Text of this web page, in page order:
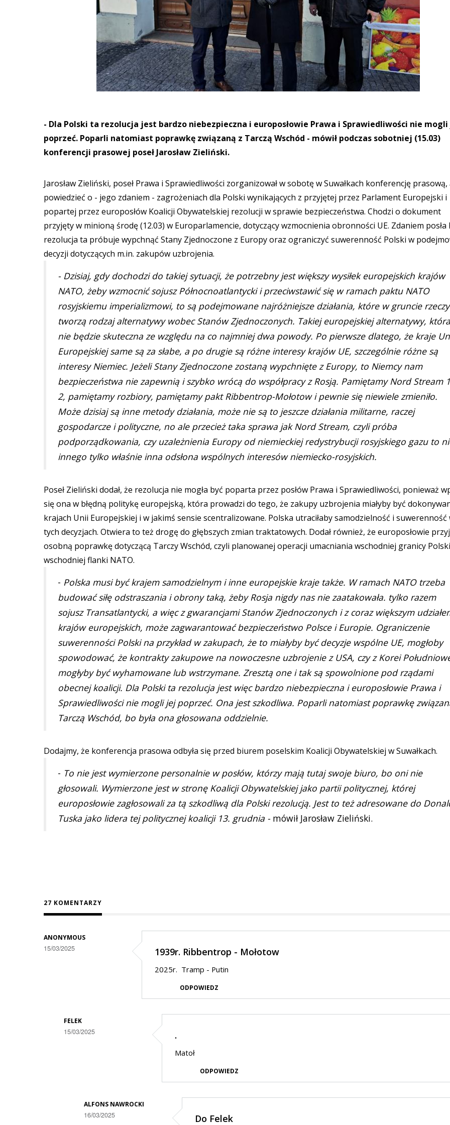
- Dla Polski ta rezolucja jest bardzo niebezpieczna i europosłowie Prawa i Sprawiedliwości nie
poprzeć. Poparli natomiast poprawkę związaną z Tarczą Wschód - mówił podczas sobotniej (15.03)
konferencji prasowej poseł Jarosław Zieliński.
Jarosław Zieliński, poseł Prawa i Sprawiedliwości zorganizował w sobotę w Suwałkach konferencję prasową,
powiedzieć o - jego zdaniem - zagrożeniach dla Polski wynikających z przyjętej przez Parlament Europejski i
popartej przez europosłów Koalicji Obywatelskiej rezolucji w sprawie bezpieczeństwa. Chodzi o dokument
przyjęty w minioną środę (12.03) w Europarlamencie, dotyczący wzmocnienia obronności UE. Zdaniem posła
rezolucja ta próbuje wypchnąć Stany Zjednoczone z Europy oraz ograniczyć suwerenność Polski w
decyzji dotyczących m.in. zakupów uzbrojenia.
- Dzisiaj, gdy dochodzi do takiej sytuacji, że potrzebny jest większy wysiłek europejskich krajów
NATO, żeby wzmocnić sojusz Północnoatlantycki i przeciwstawić się w ramach paktu NATO
rosyjskiemu imperializmowi, to są podejmowane najróżniejsze działania, które w gruncie rzeczy
tworzą rodzaj alternatywy wobec Stanów Zjednoczonych. Takiej europejskiej alternatywy, która
nie będzie skuteczna ze względu na co najmniej dwa powody. Po pierwsze dlatego, że kraje
Europejskiej same są za słabe, a po drugie są różne interesy krajów UE, szczególnie różne są
interesy Niemiec. Jeżeli Stany Zjednoczone zostaną wypchnięte z Europy, to Niemcy nam
bezpieczeństwa nie zapewnią i szybko wrócą do współpracy z Rosją. Pamiętamy Nord Stream
2, pamiętamy rozbiory, pamiętamy pakt Ribbentrop-Mołotow i pewnie się niewiele zmieniło.
Może dzisiaj są inne metody działania, może nie są to jeszcze działania militarne, raczej
gospodarcze i polityczne, no ale przecież taka sprawa jak Nord Stream, czyli próba
podporządkowania, czy uzależnienia Europy od niemieckiej redystrybucji rosyjskiego gazu to
innego tylko właśnie inna odsłona wspólnych interesów niemiecko-rosyjskich.
Poseł Zieliński dodał, że rezolucja nie mogła być poparta przez posłów Prawa i Sprawiedliwości, ponieważ
się ona w błędną politykę europejską, która prowadzi do tego, że zakupy uzbrojenia miałyby być
krajach Unii Europejskiej i w jakimś sensie scentralizowane. Polska utraciłaby samodzielność i suwerenność
tych decyzjach. Otwiera to też drogę do głębszych zmian traktatowych. Dodał również, że europosłowie
osobną poprawkę dotyczącą Tarczy Wschód, czyli planowanej operacji umacniania wschodniej granicy
wschodniej flanki NATO.
- Polska musi być krajem samodzielnym i inne europejskie kraje także. W ramach NATO trzeba
budować siłę odstraszania i obrony taką, żeby Rosja nigdy nas nie zaatakowała. tylko razem
sojusz Transatlantycki, a więc z gwarancjami Stanów Zjednoczonych i z coraz większym
krajów europejskich, może zagwarantować bezpieczeństwo Polsce i Europie. Ograniczenie
suwerenności Polski na przykład w zakupach, że to miałyby być decyzje wspólne UE, mogłoby
spowodować, że kontrakty zakupowe na nowoczesne uzbrojenie z USA, czy z Korei
mogłyby być wyhamowane lub wstrzymane. Zresztą one i tak są spowolnione pod rządami
obecnej koalicji. Dla Polski ta rezolucja jest więc bardzo niebezpieczna i europosłowie Prawa i
Sprawiedliwości nie mogli jej poprzeć. Ona jest szkodliwa. Poparli natomiast poprawkę
Tarczą Wschód, bo była ona głosowana oddzielnie.
Dodajmy, że konferencja prasowa odbyła się przed biurem poselskim Koalicji Obywatelskiej w Suwałkach.
- To nie jest wymierzone personalnie w posłów, którzy mają tutaj swoje biuro, bo oni nie
głosowali. Wymierzone jest w stronę Koalicji Obywatelskiej jako partii politycznej, której
europosłowie zagłosowali za tą szkodliwą dla Polski rezolucją. Jest to też adresowane do
Tuska jako lidera tej politycznej koalicji 13. grudnia - mówił Jarosław Zieliński.
27 KOMENTARZY
ANONYMOUS
15/03/2025 1939r. Ribbentrop - Mołotow
2025r. Tramp - Putin
ODPOWIEDZ
FELEK
15/03/2025
odpowiedzi
.
Matoł
ODPOWIEDZ
ALFONS NAWROCKI
16/03/2025 Do Felek